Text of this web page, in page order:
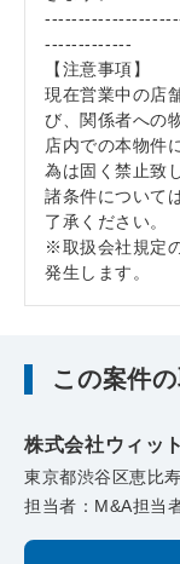
-------------
【注意事項】
現在営業中の店
び、関係者への
店内での本物件
為は固く禁止致
諸条件について
了承ください。
※取扱会社規定
発生します。
この案件
株式会社ウィット
東京都渋谷区恵比
担当者：M&A担当